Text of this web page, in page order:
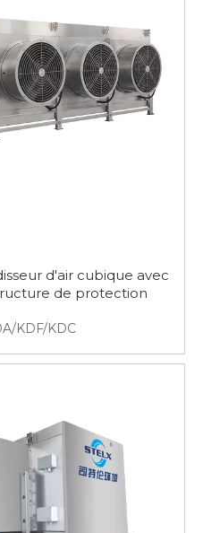
d'air cubique avec
de protection
KDF/KDC